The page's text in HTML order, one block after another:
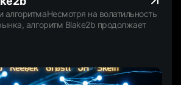
на волатильность
алгоритм Blake2b продолжает